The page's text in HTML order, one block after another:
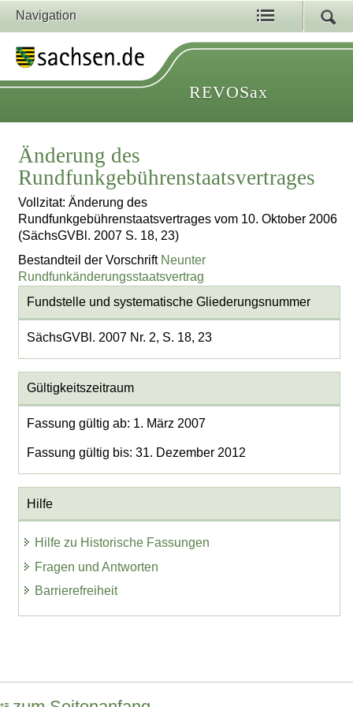
Navigation
REVOSax
Änderung des
Rundfunkgebührenstaatsvertrages
Vollzitat: Änderung des
Rundfunkgebührenstaatsvertrages vom 10. Oktober 2006
(SächsGVBl. 2007 S. 18, 23)
Bestandteil der Vorschrift Neunter
Rundfunkänderungsstaatsvertrag
Fundstelle und systematische Gliederungsnummer
SächsGVBl. 2007 Nr. 2, S. 18, 23
Gültigkeitszeitraum
Fassung gültig ab: 1. März 2007
Fassung gültig bis: 31. Dezember 2012
Hilfe
Hilfe zu Historische Fassungen
Fragen und Antworten
Barrierefreiheit